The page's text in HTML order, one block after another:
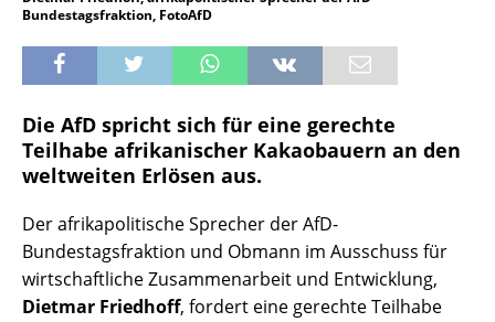
Bundestagsfraktion, FotoAfD
Die AfD spricht sich für eine gerechte
Teilhabe afrikanischer Kakaobauern an den
weltweiten Erlösen aus.
Der afrikapolitische Sprecher der AfD-
Bundestagsfraktion und Obmann im Ausschuss für
wirtschaftliche Zusammenarbeit und Entwicklung,
Dietmar Friedhoff, fordert eine gerechte Teilhabe